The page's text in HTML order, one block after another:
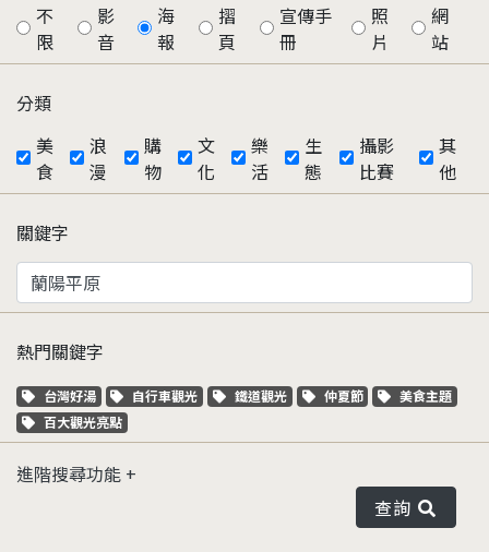
不
限
影
音
海
報
摺
頁
宣傳手
冊
照
片
網
站
分類
美
食
浪
漫
購
物
文
化
樂
活
生
態
攝影
比賽
其
他
關鍵字
熱門關鍵字
關鍵字標籤
台灣好湯 關鍵字標籤
自行車觀光 關鍵字標籤
鐵道觀光 關鍵字標籤
仲夏節 關鍵字標籤
美食主題
關鍵字標籤
百大觀光亮點
進階搜尋功能
查詢